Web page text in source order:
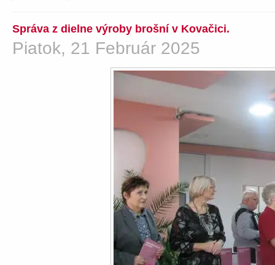
Správa z dielne výroby brošní v Kovačici.
Piatok, 21 Február 2025